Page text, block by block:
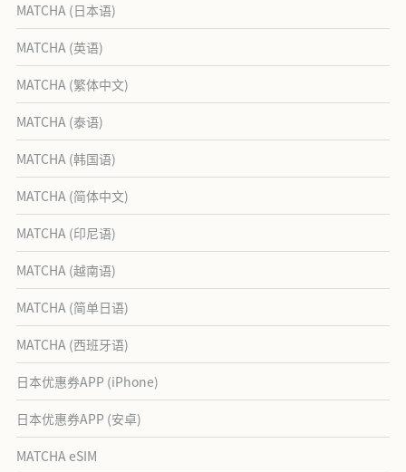
MATCHA (日本语)
MATCHA (英语)
MATCHA (繁体中文)
MATCHA (泰语)
MATCHA (韩国语)
MATCHA (简体中文)
MATCHA (印尼语)
MATCHA (越南语)
MATCHA (简单日语)
MATCHA (西班牙语)
日本优惠券APP (iPhone)
日本优惠券APP (安卓)
MATCHA eSIM